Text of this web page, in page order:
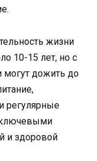
жизни
10-15 лет, но с
могут дожить до
регулярные
и здоровой